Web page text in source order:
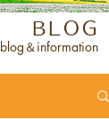
BLOG
blog＆information